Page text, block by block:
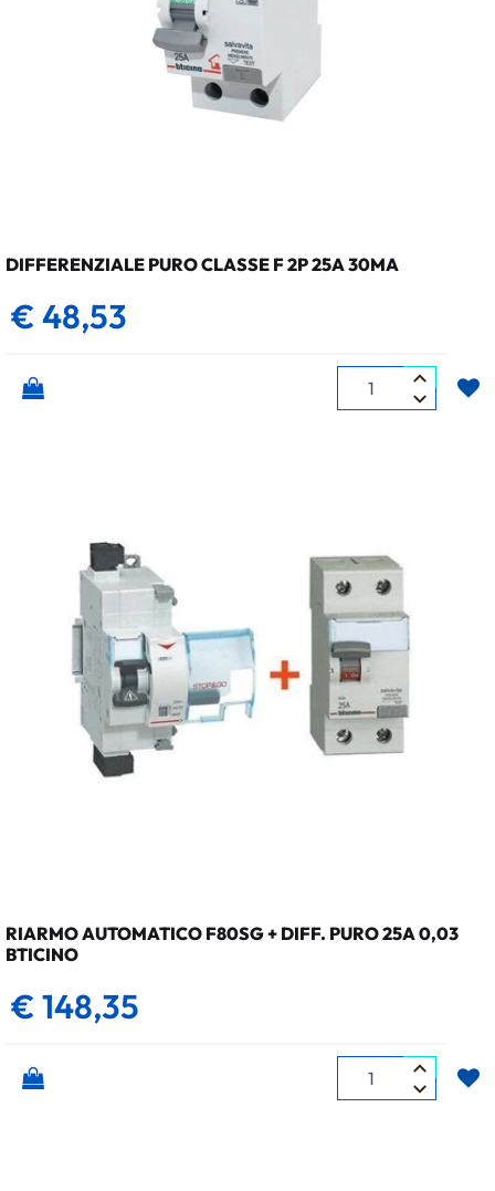
DIFFERENZIALE PURO CLASSE F 2P 25A 30MA
€ 48,53
Quantità
RIARMO AUTOMATICO F80SG + DIFF. PURO 25A 0,03
BTICINO
€ 148,35
Quantità